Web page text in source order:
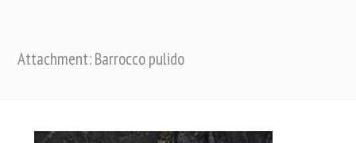
Attachment: Barrocco pulido